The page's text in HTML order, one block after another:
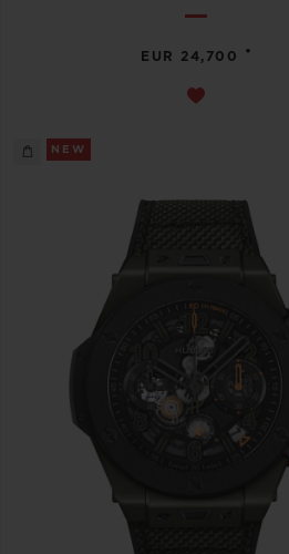
EUR 24,700 •
NEW